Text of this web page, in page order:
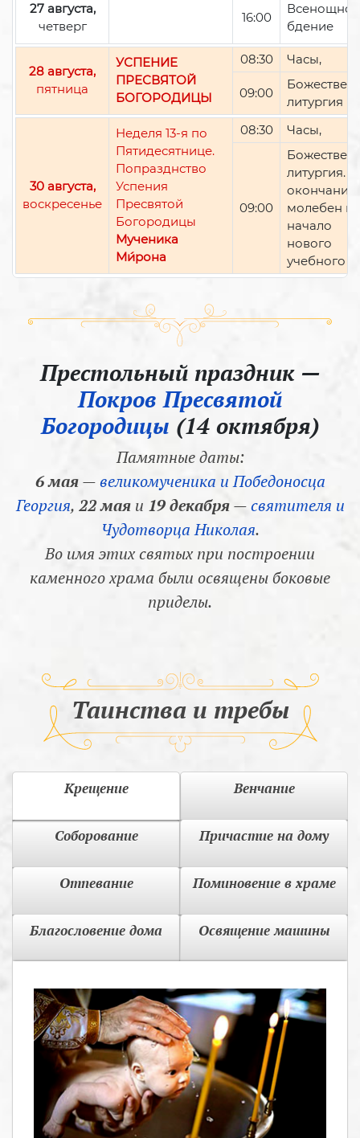
27 августа,
четверг
16:00
Всенощное
бдение
28 августа,
пятница
УСПЕНИЕ
ПРЕСВЯТОЙ
БОГОРОДИЦЫ
08:30 Часы,
09:00
литургия
30 августа,
воскресенье
Неделя 13-я по
Пятидесятнице.
Попразднство
Успения
Пресвятой
Богородицы
Мученика
Ми́рона
08:30 Часы,
09:00
литургия.
окончании
молебен
начало
нового
учебного
Престольный праздник —
Покров Пресвятой
Богородицы (14 октября)
Памятные даты:
6 мая—великомученика и Победоносца
Георгия, 22 маяи 19 декабря—святителя и
Чудотворца Николая.
Во имя этих святых при построении
каменного храма были освящены боковые
приделы.
Таинства и требы
Крещение Венчание
Соборование Причастие на дому
Отпевание Поминовение в храме
Благословение дома Освящение машины